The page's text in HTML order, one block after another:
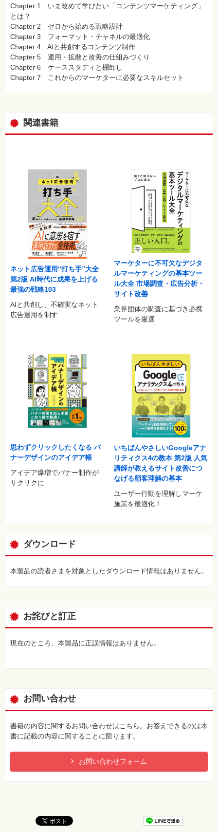
Chapter 1 いま改めて学びたい「コンテンツマーケティング」
とは？
Chapter 2 ゼロから始める戦略設計
Chapter 3 フォーマット・チャネルの最適化
Chapter 4 AIと共創するコンテンツ制作
Chapter 5 運用・拡散と改善の仕組みづくり
Chapter 6 ケーススタディと棚卸し
Chapter 7 これからのマーケターに必要なスキルセット
関連書籍
ネット広告運用“打ち手”大全
第2版 AI時代に成果を上げる
最強の戦略103
AIと共創し、不確実なネット
広告運用を制す
マーケターに不可欠なデジタ
ルマーケティングの基本ツー
ル大全 市場調査・広告分析・
サイト改善
業界団体の調査に基づき必携
ツールを厳選
思わずクリックしたくなる バ
ナーデザインのアイデア帳
アイデア爆増でバナー制作が
サクサクに
いちばんやさしいGoogleアナ
リティクス4の教本 第2版 人気
講師が教えるサイト改善につ
なげる顧客理解の基本
ユーザー行動を理解しマーケ
施策を最適化！
ダウンロード
本製品の読者さまを対象としたダウンロード情報はありません。
お詫びと訂正
現在のところ、本製品に正誤情報はありません。
お問い合わせ
書籍の内容に関するお問い合わせはこちら。お答えできるのは本
書に記載の内容に関することに限ります。
お問い合わせフォーム